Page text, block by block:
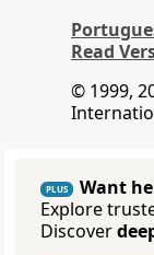
Read
© 1999,
PLUS
Want
Explore
Discover